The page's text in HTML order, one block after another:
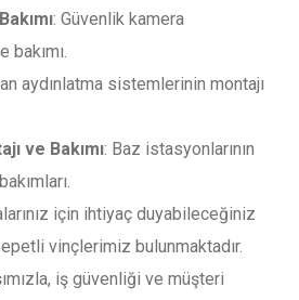
: Güvenlik kamera
aydınlatma sistemlerinin montajı
ve Bakımı: Baz istasyonlarının
için ihtiyaç duyabileceğiniz
vinçlerimiz bulunmaktadır.
iş güvenliği ve müşteri